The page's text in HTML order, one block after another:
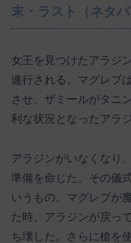
末・ラスト（ネタバ
女王を見つけたアラジ
連行される。マグレブ
させ、ザミールがタニ
利な状況となったアラ
アラジンがいなくなり
準備を命じた。その儀
いうもの。マグレブが
た時、アラジンが戻っ
ち壊した。さらに槍を